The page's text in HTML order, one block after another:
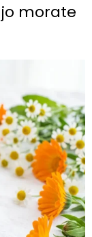
morate